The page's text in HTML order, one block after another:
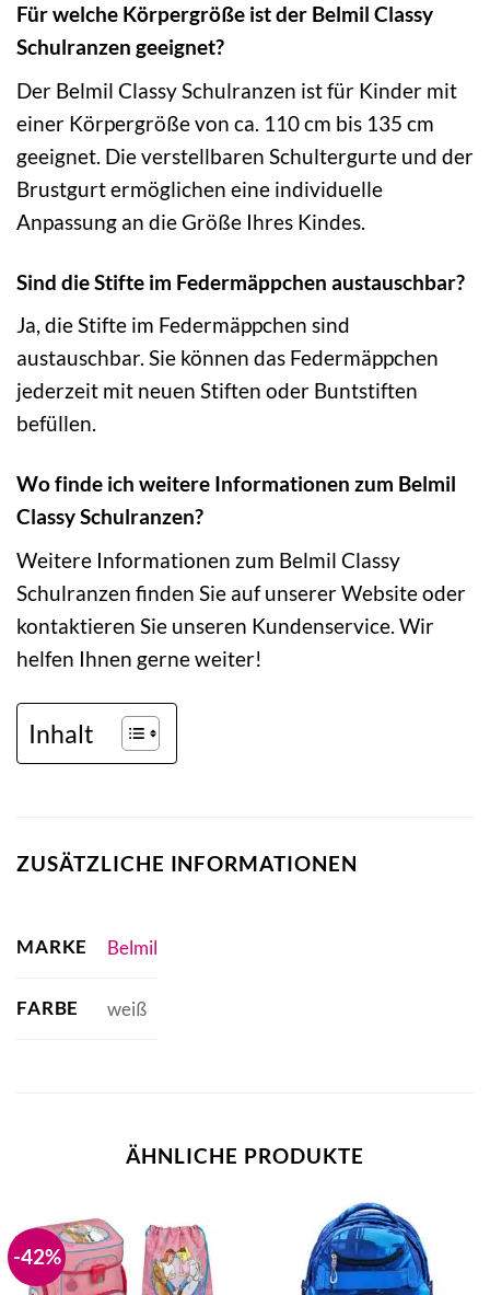
Für welche Körpergröße ist der Belmil Classy
Schulranzen geeignet?
Der Belmil Classy Schulranzen ist für Kinder mit
einer Körpergröße von ca. 110 cm bis 135 cm
geeignet. Die verstellbaren Schultergurte und der
Brustgurt ermöglichen eine individuelle
Anpassung an die Größe Ihres Kindes.
Sind die Stifte im Federmäppchen austauschbar?
Ja, die Stifte im Federmäppchen sind
austauschbar. Sie können das Federmäppchen
jederzeit mit neuen Stiften oder Buntstiften
befüllen.
Wo finde ich weitere Informationen zum Belmil
Classy Schulranzen?
Weitere Informationen zum Belmil Classy
Schulranzen finden Sie auf unserer Website oder
kontaktieren Sie unseren Kundenservice. Wir
helfen Ihnen gerne weiter!
Inhalt
ZUSÄTZLICHE INFORMATIONEN
MARKE Belmil
FARBE weiß
ÄHNLICHE PRODUKTE
-42%